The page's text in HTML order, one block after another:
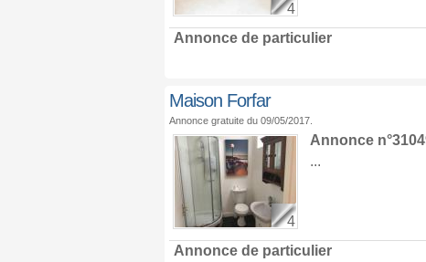
4
Annonce de particulier
Maison Forfar
Annonce gratuite du 09/05/2017.
4
Annonce
...
Annonce de particulier